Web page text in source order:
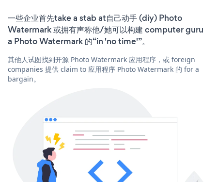
一些企业首先take a stab at自己动手 (diy) Photo
Watermark 或拥有声称他/她可以构建 computer guru
a Photo Watermark 的“in 'no time'”。
其他人试图找到开源 Photo Watermark 应用程序，或 foreign
companies 提供 claim to 应用程序 Photo Watermark 的 for a
bargain。